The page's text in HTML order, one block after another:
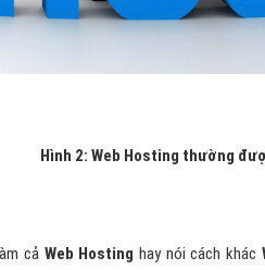
Hình 2: Web Hosting thường
cả Web Hosting hay nói cách khác